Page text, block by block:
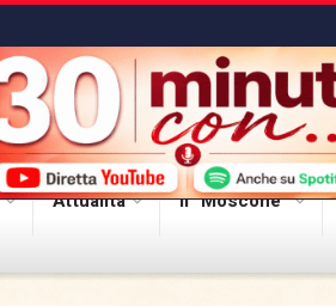
Attualità Il “Moscone”